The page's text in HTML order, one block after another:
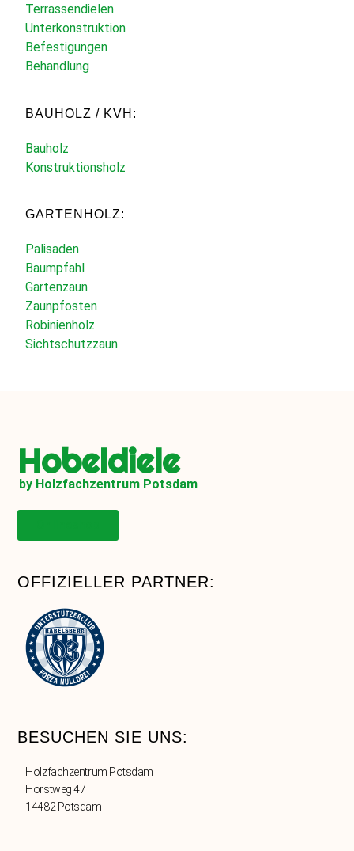
Terrassendielen
Unterkonstruktion
Befestigungen
Behandlung
BAUHOLZ / KVH:
Bauholz
Konstruktionsholz
GARTENHOLZ:
Palisaden
Baumpfahl
Gartenzaun
Zaunpfosten
Robinienholz
Sichtschutzzaun
Hobeldiele
by Holzfachzentrum Potsdam
OFFIZIELLER PARTNER:
BESUCHEN SIE UNS:
Holzfachzentrum Potsdam
Horstweg 47
14482 Potsdam